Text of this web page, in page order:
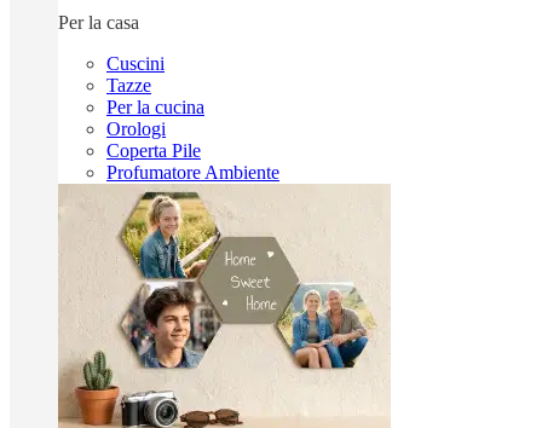
Per la casa
Cuscini
Tazze
Per la cucina
Orologi
Coperta Pile
Profumatore Ambiente